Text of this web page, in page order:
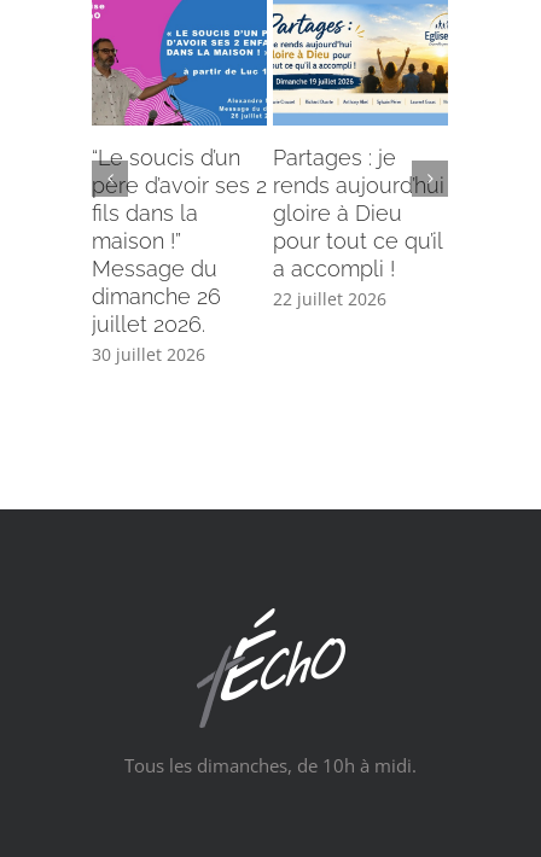
“Le soucis d’un
père d’avoir ses 2
fils dans la
maison !”
Message du
dimanche 26
juillet 2026.
30 juillet 2026
Partages : je
rends aujourd’hui
gloire à Dieu
pour tout ce qu’il
a accompli !
22 juillet 2026
Tous les dimanches, de 10h à midi.